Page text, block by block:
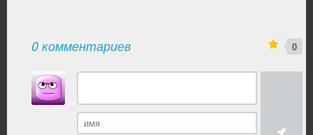
0 комментариев 0